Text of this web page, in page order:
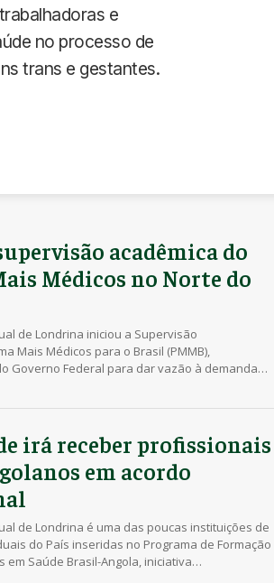
e
no processo de
trans e gestantes.
acadêmica do
Médicos no Norte do
de Londrina iniciou a Supervisão
Mais Médicos para o Brasil (PMMB),
Governo Federal para dar vazão à demanda
irá receber profissionais
em acordo
de Londrina é uma das poucas instituições de
do País inseridas no Programa de Formação
em Saúde Brasil-Angola, iniciativa